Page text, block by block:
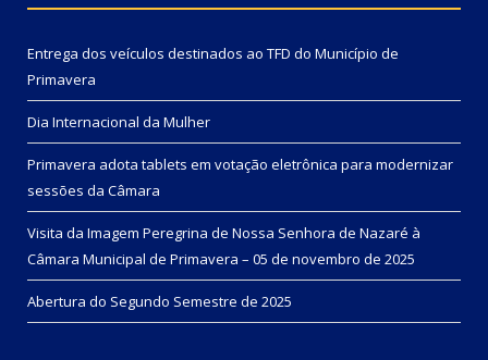
Entrega dos veículos destinados ao TFD do Município de
Primavera
Dia Internacional da Mulher
Primavera adota tablets em votação eletrônica para modernizar
sessões da Câmara
Visita da Imagem Peregrina de Nossa Senhora de Nazaré à
Câmara Municipal de Primavera – 05 de novembro de 2025
Abertura do Segundo Semestre de 2025